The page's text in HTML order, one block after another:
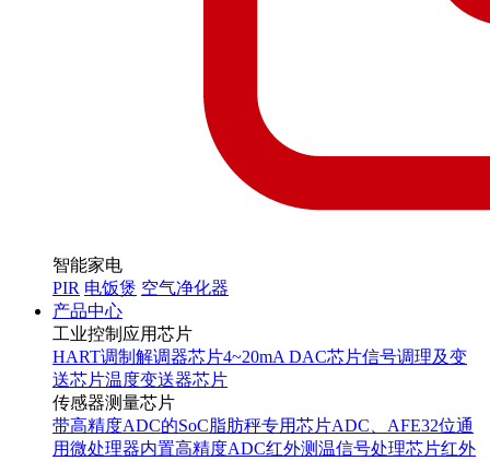
智能家电
PIR 电饭煲 空气净化器
产品中心
工业控制应用芯片
HART调制解调器芯片4~20mA DAC芯片信号调理及变
送芯片温度变送器芯片
传感器测量芯片
带高精度ADC的SoC 脂肪秤专用芯片ADC、AFE32位通
用微处理器内置高精度ADC红外测温信号处理芯片红外